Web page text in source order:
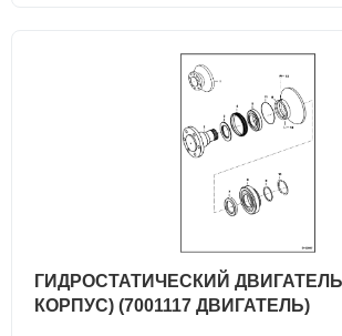
ГИДРОСТАТИЧЕСКИЙ
КОРПУС) (7001117 ДВИГАТЕЛЬ)